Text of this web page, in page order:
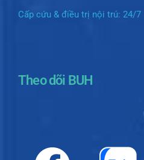
Cấp cứu & điều trị nội trú: 24/7
Theo dõi BUH